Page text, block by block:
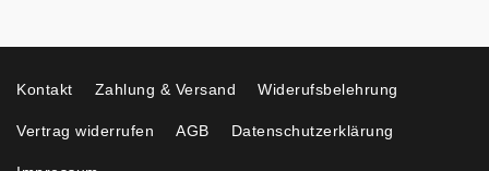
Kontakt Zahlung & Versand Widerufsbelehrung
Vertrag widerrufen AGB Datenschutzerklärung